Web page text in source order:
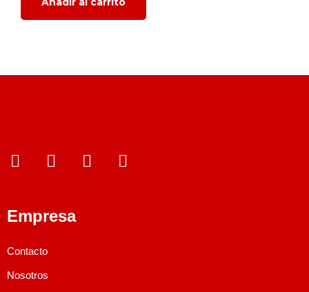
Empresa
Contacto
Nosotros
buscando?